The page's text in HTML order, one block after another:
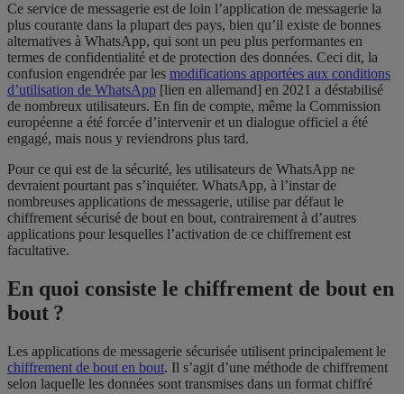
Ce service de messagerie est de loin l’application de messagerie la
plus courante dans la plupart des pays, bien qu’il existe de bonnes
alternatives à WhatsApp, qui sont un peu plus performantes en
termes de confidentialité et de protection des données. Ceci dit, la
confusion engendrée par les modifications apportées aux conditions
d’utilisation de WhatsApp [lien en allemand] en 2021 a déstabilisé
de nombreux utilisateurs. En fin de compte, même la Commission
européenne a été forcée d’intervenir et un dialogue officiel a été
engagé, mais nous y reviendrons plus tard.
Pour ce qui est de la sécurité, les utilisateurs de WhatsApp ne
devraient pourtant pas s’inquiéter. WhatsApp, à l’instar de
nombreuses applications de messagerie, utilise par défaut le
chiffrement sécurisé de bout en bout, contrairement à d’autres
applications pour lesquelles l’activation de ce chiffrement est
facultative.
En quoi consiste le chiffrement de bout en
bout ?
Les applications de messagerie sécurisée utilisent principalement le
chiffrement de bout en bout. Il s’agit d’une méthode de chiffrement
selon laquelle les données sont transmises dans un format chiffré